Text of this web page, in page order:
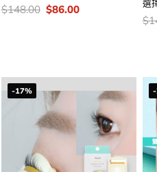
價
錢：
$148.00 Original
price
$86.00Current
選
價
錢
$
-17%